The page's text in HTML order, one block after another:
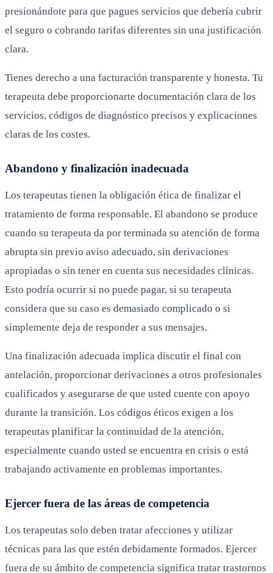
presionándote para que pagues servicios que debería cubrir
el seguro o cobrando tarifas diferentes sin una justificación
clara.
Tienes derecho a una facturación transparente y honesta. Tu
terapeuta debe proporcionarte documentación clara de los
servicios, códigos de diagnóstico precisos y explicaciones
claras de los costes.
Abandono y finalización inadecuada
Los terapeutas tienen la obligación ética de finalizar el
tratamiento de forma responsable. El abandono se produce
cuando su terapeuta da por terminada su atención de forma
abrupta sin previo aviso adecuado, sin derivaciones
apropiadas o sin tener en cuenta sus necesidades clínicas.
Esto podría ocurrir si no puede pagar, si su terapeuta
considera que su caso es demasiado complicado o si
simplemente deja de responder a sus mensajes.
Una finalización adecuada implica discutir el final con
antelación, proporcionar derivaciones a otros profesionales
cualificados y asegurarse de que usted cuente con apoyo
durante la transición. Los códigos éticos exigen a los
terapeutas planificar la continuidad de la atención,
especialmente cuando usted se encuentra en crisis o está
trabajando activamente en problemas importantes.
Ejercer fuera de las áreas de competencia
Los terapeutas solo deben tratar afecciones y utilizar
técnicas para las que estén debidamente formados. Ejercer
fuera de su ámbito de competencia significa tratar trastornos